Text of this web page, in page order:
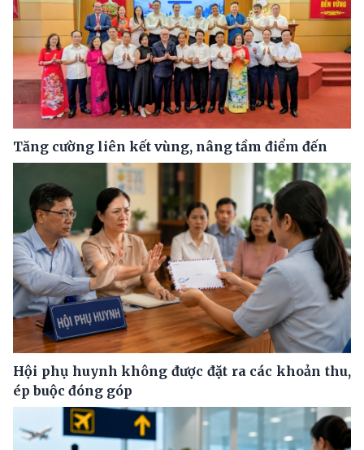
Tăng cường liên kết vùng, nâng tầm điểm đến
Hội phụ huynh không được đặt ra các khoản thu,
ép buộc đóng góp